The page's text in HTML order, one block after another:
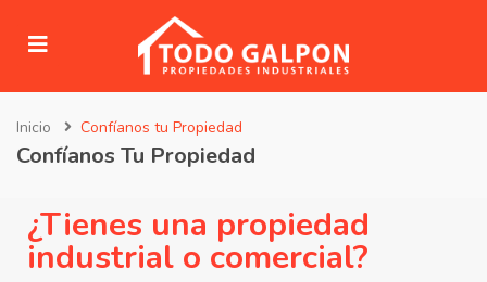
(Venta)
(Servicios)
Inicio Confíanos tu Propiedad
Confíanos Tu Propiedad
¿Tienes una propiedad
industrial o comercial?